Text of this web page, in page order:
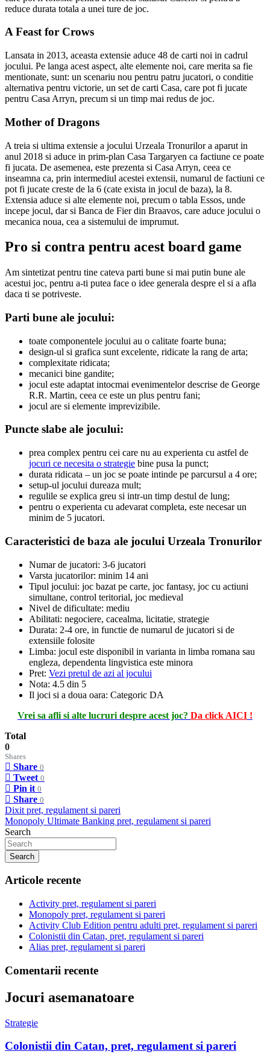
reduce durata totala a unei ture de joc.
A Feast for Crows
Lansata in 2013, aceasta extensie aduce 48 de carti noi in cadrul
jocului. Pe langa acest aspect, alte elemente noi, care merita sa fie
mentionate, sunt: un scenariu nou pentru patru jucatori, o conditie
alternativa pentru victorie, un set de carti Casa, care pot fi jucate
pentru Casa Arryn, precum si un timp mai redus de joc.
Mother of Dragons
A treia si ultima extensie a jocului Urzeala Tronurilor a aparut in
anul 2018 si aduce in prim-plan Casa Targaryen ca factiune ce poate
fi jucata. De asemenea, este prezenta si Casa Arryn, ceea ce
inseamna ca, prin intermediul acestei extensii, numarul de factiuni ce
pot fi jucate creste de la 6 (cate exista in jocul de baza), la 8.
Extensia aduce si alte elemente noi, precum o tabla Essos, unde
incepe jocul, dar si Banca de Fier din Braavos, care aduce jocului o
mecanica noua, cea a sistemului de imprumut.
Pro si contra pentru acest board game
Am sintetizat pentru tine cateva parti bune si mai putin bune ale
acestui joc, pentru a-ti putea face o idee generala despre el si a afla
daca ti se potriveste.
Parti bune ale jocului:
toate componentele jocului au o calitate foarte buna;
design-ul si grafica sunt excelente, ridicate la rang de arta;
complexitate ridicata;
mecanici bine gandite;
jocul este adaptat intocmai evenimentelor descrise de George
R.R. Martin, ceea ce este un plus pentru fani;
jocul are si elemente imprevizibile.
Puncte slabe ale jocului:
prea complex pentru cei care nu au experienta cu astfel de
jocuri ce necesita o strategie bine pusa la punct;
durata ridicata – un joc se poate intinde pe parcursul a 4 ore;
setup-ul jocului dureaza mult;
regulile se explica greu si intr-un timp destul de lung;
pentru o experienta cu adevarat completa, este necesar un
minim de 5 jucatori.
Caracteristici de baza ale jocului Urzeala Tronurilor
Numar de jucatori: 3-6 jucatori
Varsta jucatorilor: minim 14 ani
Tipul jocului: joc bazat pe carte, joc fantasy, joc cu actiuni
simultane, control teritorial, joc medieval
Nivel de dificultate: mediu
Abilitati: negociere, cacealma, licitatie, strategie
Durata: 2-4 ore, in functie de numarul de jucatori si de
extensiile folosite
Limba: jocul este disponibil in varianta in limba romana sau
engleza, dependenta lingvistica este minora
Pret: Vezi pretul de azi al jocului
Nota: 4.5 din 5
Il joci si a doua oara: Categoric DA
Vrei sa afli si alte lucruri despre acest joc? Da click AICI !
Total
0
Shares
Share 0
Tweet 0
Pin it 0
Share 0
Navigare
în
articole
Dixit pret, regulament si pareri
Monopoly Ultimate Banking pret, regulament si pareri
Search
Search
Articole recente
Activity pret, regulament si pareri
Monopoly pret, regulament si pareri
Activity Club Edition pentru adulti pret, regulament si pareri
Colonistii din Catan, pret, regulament si pareri
Alias pret, regulament si pareri
Comentarii recente
Jocuri asemanatoare
Strategie
Colonistii din Catan, pret, regulament si pareri